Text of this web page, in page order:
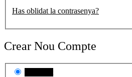
Has oblidat la contrasenya?
Crear Nou Compte